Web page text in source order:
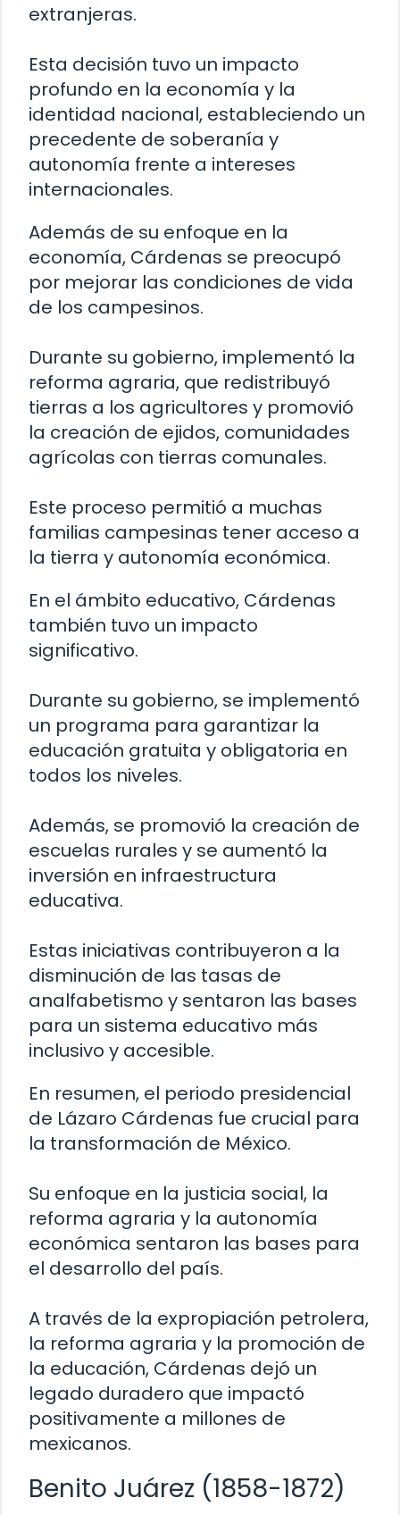
extranjeras.
Esta decisión tuvo un impacto
profundo en la economía y la
identidad nacional, estableciendo un
precedente de soberanía y
autonomía frente a intereses
internacionales.
Además de su enfoque en la
economía, Cárdenas se preocupó
por mejorar las condiciones de vida
de los campesinos.
Durante su gobierno, implementó la
reforma agraria, que redistribuyó
tierras a los agricultores y promovió
la creación de ejidos, comunidades
agrícolas con tierras comunales.
Este proceso permitió a muchas
familias campesinas tener acceso a
la tierra y autonomía económica.
En el ámbito educativo, Cárdenas
también tuvo un impacto
significativo.
Durante su gobierno, se implementó
un programa para garantizar la
educación gratuita y obligatoria en
todos los niveles.
Además, se promovió la creación de
escuelas rurales y se aumentó la
inversión en infraestructura
educativa.
Estas iniciativas contribuyeron a la
disminución de las tasas de
analfabetismo y sentaron las bases
para un sistema educativo más
inclusivo y accesible.
En resumen, el periodo presidencial
de Lázaro Cárdenas fue crucial para
la transformación de México.
Su enfoque en la justicia social, la
reforma agraria y la autonomía
económica sentaron las bases para
el desarrollo del país.
A través de la expropiación petrolera,
la reforma agraria y la promoción de
la educación, Cárdenas dejó un
legado duradero que impactó
positivamente a millones de
mexicanos.
Benito Juárez (1858-1872)